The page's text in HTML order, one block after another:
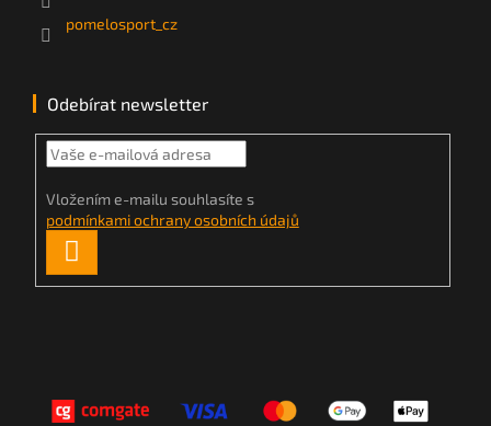
pomelosport_cz
Odebírat newsletter
Vložením e-mailu souhlasíte s
podmínkami ochrany osobních údajů
SE